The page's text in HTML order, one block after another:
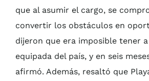
que al asumir el cargo, se
convertir los obstáculos en
dijeron que era imposible tener
equipada del país, y en seis
afirmó. Además, resaltó que